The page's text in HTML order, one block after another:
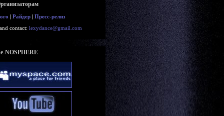
| Райдер | Пресс-релиз
contact: lexydance@gmail.com
NOSPHERE